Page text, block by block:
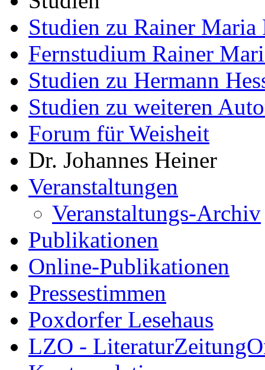
Studien zu Rainer Maria
Fernstudium Rainer
Studien zu Hermann
Studien zu weiteren
Forum für Weisheit
Dr. Johannes Heiner
Veranstaltungen
Veranstaltungs-Archiv
Publikationen
Online-Publikationen
Pressestimmen
Poxdorfer Lesehaus
LZO -